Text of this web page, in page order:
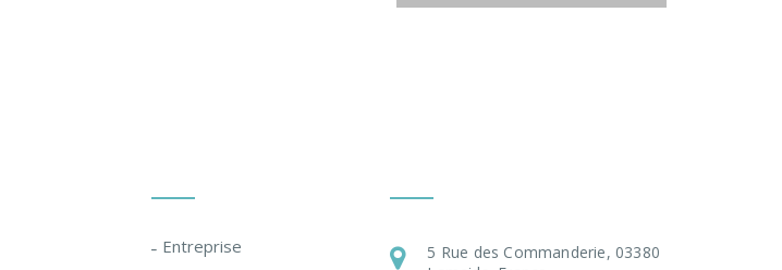
Entreprise
5 Rue des Commanderie, 03380